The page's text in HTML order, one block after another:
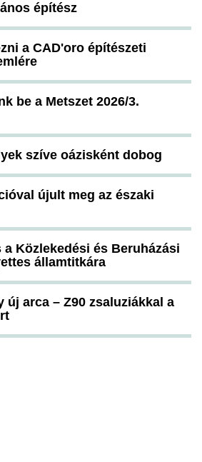
építész
a CAD'oro építészeti
be a Metszet 2026/3.
szíve oázisként dobog
újult meg az északi
a Közlekedési és Beruházási
államtitkára
új arca – Z90 zsaluziákkal a